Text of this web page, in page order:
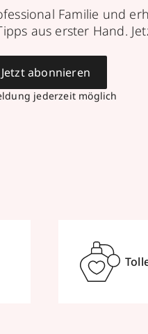
Familie und
aus erster Hand.
jederzeit möglich
Jetzt abonnieren